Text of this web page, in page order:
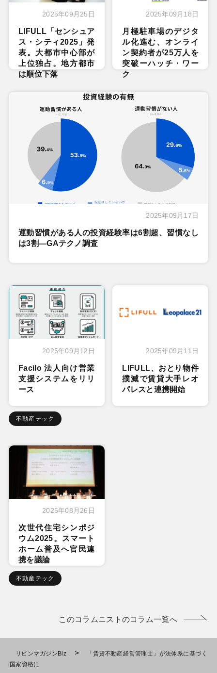
2025年09月25日
LIFULL「センシュア
ス・シティ2025」発
表。大都市中心部が
上位独占。地方都市
は順位下落
2025年09月18日
月極駐車場のデジタ
ル化進む、オンライ
ン契約者が25万人を
突破ーハッチ・ワー
ク
2025年09月17日
運動習慣がある人の投資経験率は6割超、習慣なし
は3割―GAテクノ調査
2025年09月12日
Facilo 法人向け営業
支援システムをリリ
ース
不動産テック
2025年09月11日
LIFULL、おとり物件
撲滅で賃貸大手レオ
パレスと連携開始
2025年08月26日
次世代住宅シンポジ
ウム2025。スマート
ホーム普及へ官民連
携を議論
不動産テック
このコラムニストのコラム一覧へ
リビンマガジンBiz >
「賃貸不動産経営管理士」が法体系に基づく
国家資格に